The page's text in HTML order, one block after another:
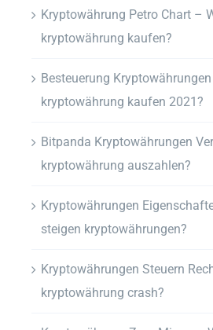
Kryptowährung Petro Chart –
kryptowährung kaufen?
Besteuerung
kryptowährung kaufen 2021?
Bitpanda Kryptowährungen
kryptowährung auszahlen?
Kryptowährungen
steigen kryptowährungen?
Kryptowährungen Steuern
kryptowährung crash?